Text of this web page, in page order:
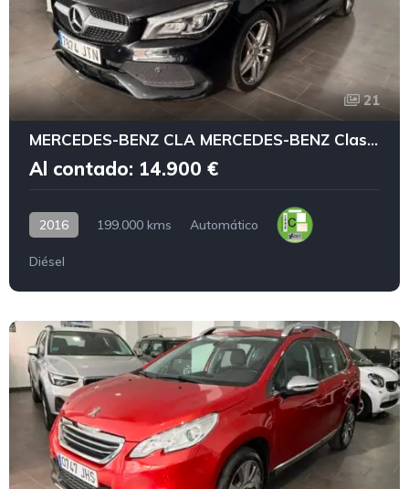
21
MERCEDES-BENZ CLA MERCEDES-BENZ Clase CLA CLA 200 d AMG Line Shooting Brake
Al contado: 14.900 €
2016 199.000 kms Automático
Diésel